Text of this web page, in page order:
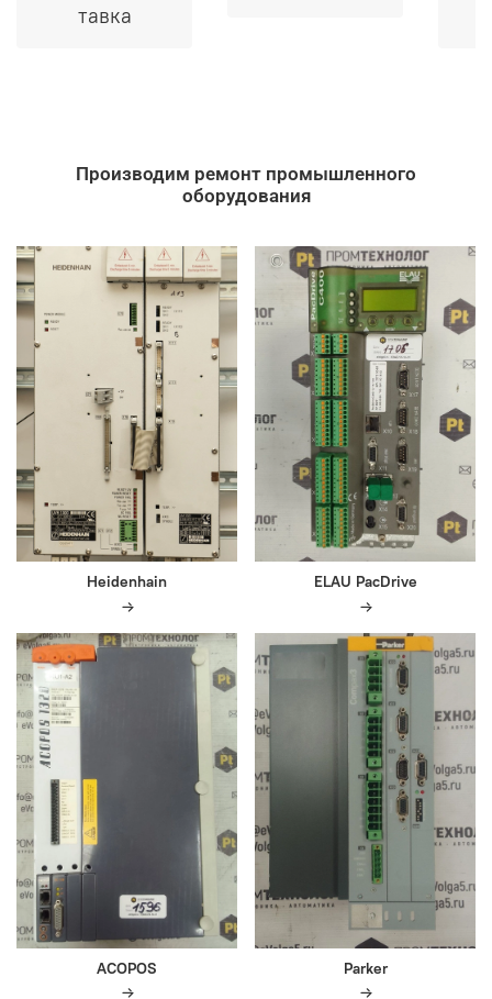
тавка
Производим ремонт промышленного
оборудования
Heidenhain ELAU PacDrive
ACOPOS Parker